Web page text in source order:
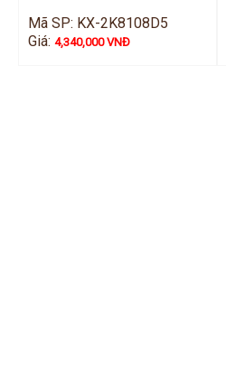
Mã SP: KX-2K8108D5
Giá: 4,340,000 VNĐ